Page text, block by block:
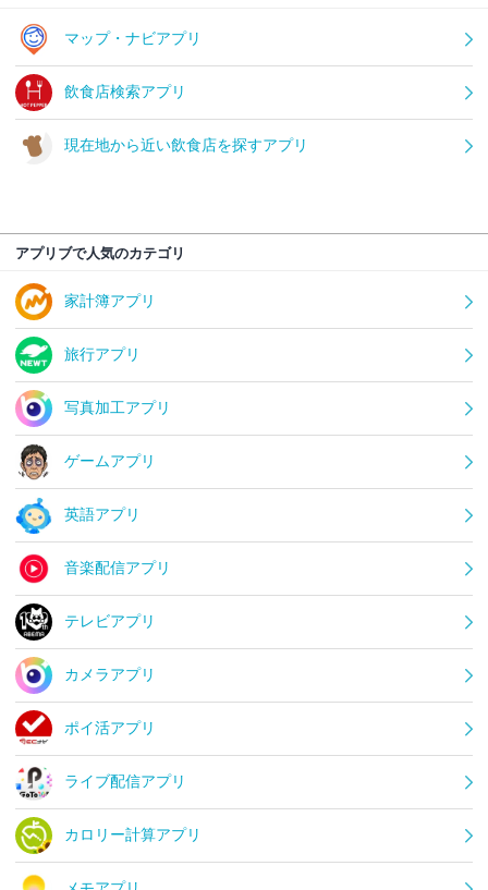
マップ・ナビアプリ
飲食店検索アプリ
現在地から近い飲食店を探すアプリ
アプリブで人気のカテゴリ
家計簿アプリ
旅行アプリ
写真加工アプリ
ゲームアプリ
英語アプリ
音楽配信アプリ
テレビアプリ
カメラアプリ
ポイ活アプリ
ライブ配信アプリ
カロリー計算アプリ